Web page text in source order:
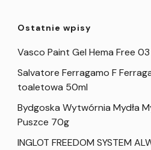
Ostatnie wpisy
Vasco Paint Gel Hema Free
Salvatore Ferragamo F
toaletowa 50ml
Bydgoska Wytwórnia Mydła
Puszce 70g
INGLOT FREEDOM SYSTEM